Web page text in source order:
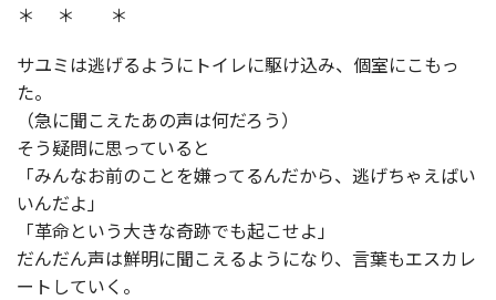
＊ ＊ ＊
サユミは逃げるようにトイレに駆け込み、個室にこもっ
た。
（急に聞こえたあの声は何だろう）
そう疑問に思っていると
「みんなお前のことを嫌ってるんだから、逃げちゃえばい
いんだよ」
「革命という大きな奇跡でも起こせよ」
だんだん声は鮮明に聞こえるようになり、言葉もエスカレ
ートしていく。